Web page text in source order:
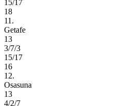
15/17
18
11.
Getafe
13
3/7/3
15/17
16
12.
Osasuna
13
4/2/7